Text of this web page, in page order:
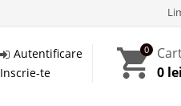
Autentificare
Inscrie-te
0
0 lei